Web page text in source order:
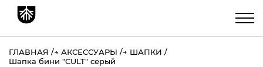
ГЛАВНАЯ → АКСЕССУАРЫ → ШАПКИ
Шапка бини "CULT" серый